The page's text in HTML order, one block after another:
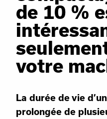
de 10 %
votre
La durée de vie
prolongée de